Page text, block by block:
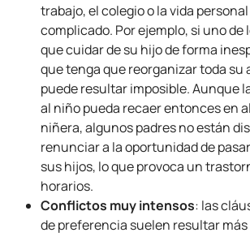
trabajo, el colegio o la vida
complicado. Por ejemplo, si uno de
que cuidar de su hijo de forma
que tenga que reorganizar toda su
puede resultar imposible. Aunque
al niño pueda recaer entonces en
niñera, algunos padres no están
renunciar a la oportunidad de
sus hijos, lo que provoca un
horarios.
Conflictos muy intensos: las
de preferencia suelen resultar